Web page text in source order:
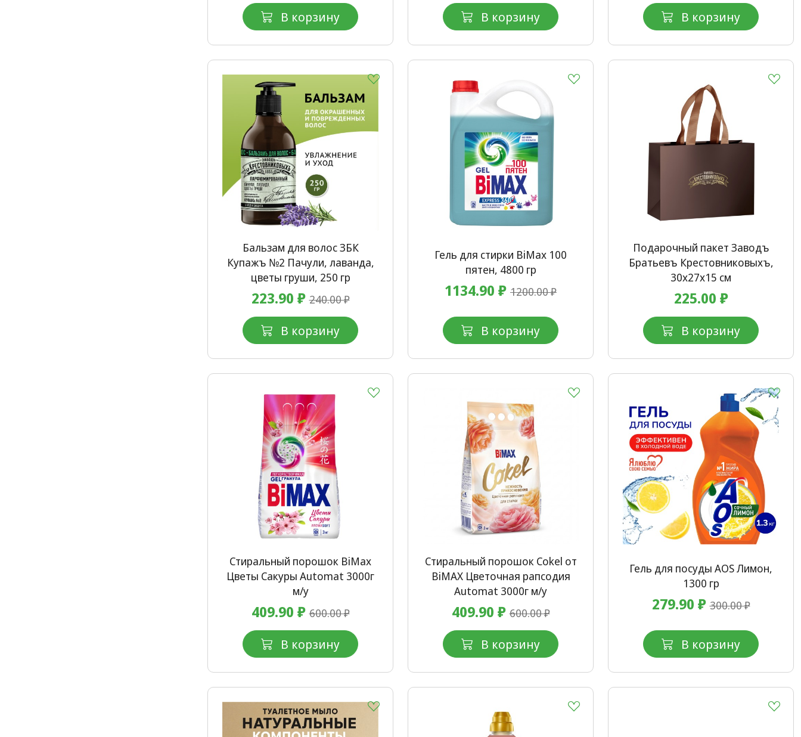
В корзину В корзину В корзину
Бальзам для волос ЗБК
Купажъ №2 Пачули, лаванда,
цветы груши, 250 гр
223.90 ₽240.00 ₽
В корзину
Гель для стирки BiMax 100
пятен, 4800 гр
1134.90 ₽ 1200.00 ₽
В корзину
Подарочный пакет Заводъ
Братьевъ Крестовниковыхъ,
30x27x15 см
225.00 ₽
В корзину
Стиральный порошок BiMax
Цветы Сакуры Automat 3000г
м/у
409.90 ₽600.00 ₽
В корзину
Стиральный порошок Cokel от
BiMAX Цветочная рапсодия
Automat 3000г м/у
409.90 ₽600.00 ₽
В корзину
Гель для посуды AOS Лимон,
1300 гр
279.90 ₽300.00 ₽
В корзину